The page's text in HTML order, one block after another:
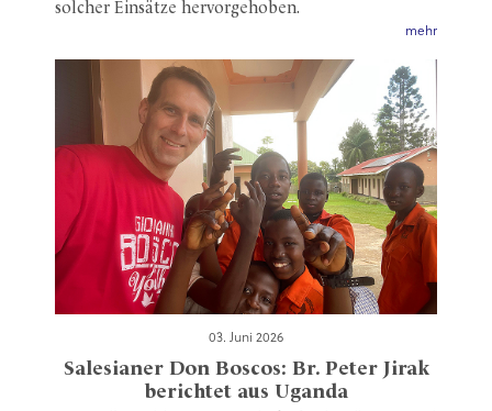
solcher Einsätze hervorgehoben.
mehr
03. Juni 2026
Salesianer Don Boscos: Br. Peter Jirak
berichtet aus Uganda